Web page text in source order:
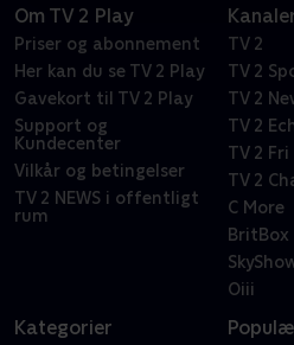
Om TV 2 Play
Priser og abonnement
Her kan du se TV 2 Play
Gavekort til TV 2 Play
Support og
Kundecenter
Vilkår og betingelser
TV 2 NEWS i offentligt
rum
TV 2
TV 2
TV 2
TV 2
TV 2 Fri
TV 2
C More
BritBox
Oiii
Kategorier